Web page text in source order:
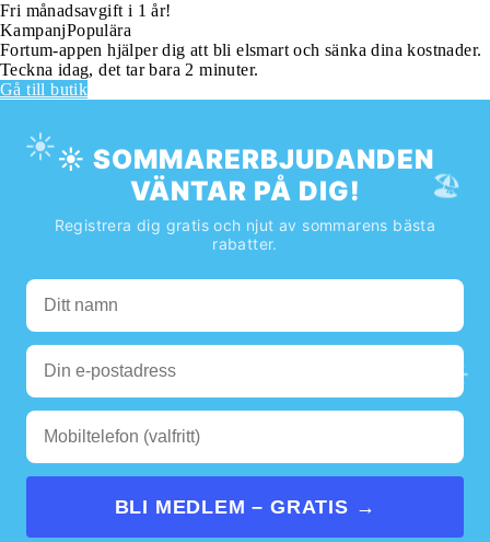
Fri månadsavgift i 1 år!
KampanjPopulära
Fortum-appen hjälper dig att bli elsmart och sänka dina kostnader.
Teckna idag, det tar bara 2 minuter.
Gå till butik
☀️
🏖️
🌊
☀️
☀️ SOMMARERBJUDANDEN
VÄNTAR PÅ DIG!
Registrera dig gratis och njut av sommarens bästa
rabatter.
BLI MEDLEM – GRATIS →